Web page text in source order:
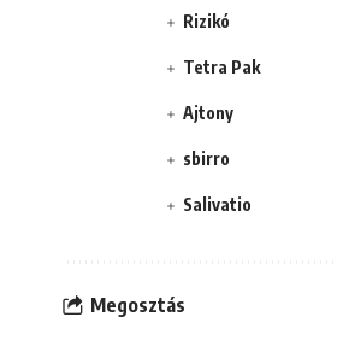
Rizikó
Tetra Pak
Ajtony
sbirro
Salivatio
Megosztás